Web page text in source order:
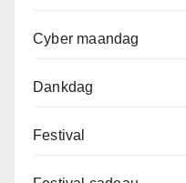
Cyber maandag
Dankdag
Festival